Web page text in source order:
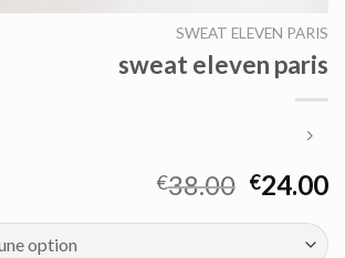
SWEAT ELEVEN PARIS
sweat eleven paris
€38.00 €24.00